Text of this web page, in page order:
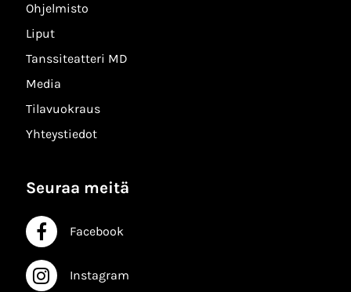
Ohjelmisto
Liput
Tanssiteatteri MD
Media
Tilavuokraus
Yhteystiedot
Seuraa meitä
Facebook
Facebook
Instagram
Instagram